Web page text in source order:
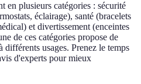
en plusieurs catégories : sécurité
éclairage), santé (bracelets
et divertissement (enceintes
de ces catégories propose de
différents usages. Prenez le temps
d'experts pour mieux